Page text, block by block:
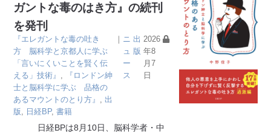
ガントな毒のはき方』の続刊
を発刊
『エレガントな毒の吐き
方 脳科学と京都人に学ぶ
「言いにくいことを賢く伝
える」技術』
『ロンドン紳
士と脳科学に学ぶ 品格の
あるマウントのとり方』
出
版
日経BP,書籍
｜ ニ
ュ
ー
ス
出
版
2026
年8
月7
日
日経BPは8月10日、脳科学者・中